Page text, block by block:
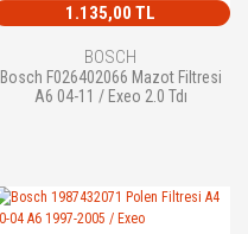
1.135,00 TL
BOSCH
Bosch F026402066 Mazot Filtresi
A6 04-11 / Exeo 2.0 Tdı